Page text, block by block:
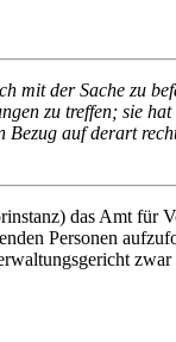
mit der Sache zu
zu treffen; sie
Bezug auf derart
das Amt für
Personen
zwar